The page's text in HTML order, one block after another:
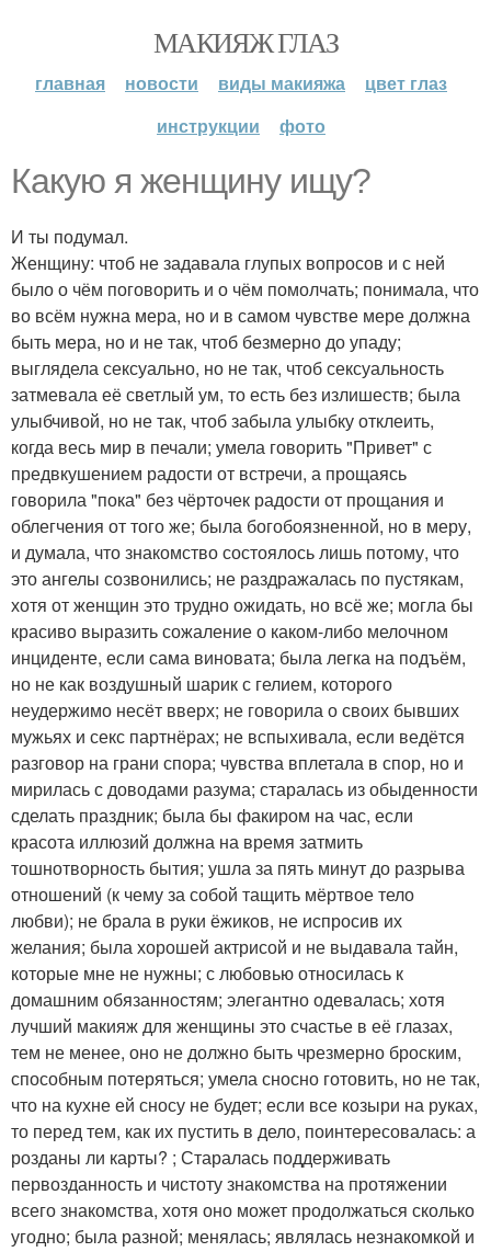
МАКИЯЖ ГЛАЗ
главная новости виды макияжа
цвет глаз
инструкции
фото
Какую я женщину ищу?
И ты подумал.
Женщину: чтоб не задавала глупых вопросов и с ней
было о чём поговорить и о чём помолчать; понимала, что
во всём нужна мера, но и в самом чувстве мере должна
быть мера, но и не так, чтоб безмерно до упаду;
выглядела сексуально, но не так, чтоб сексуальность
затмевала её светлый ум, то есть без излишеств; была
улыбчивой, но не так, чтоб забыла улыбку отклеить,
когда весь мир в печали; умела говорить "Привет" с
предвкушением радости от встречи, а прощаясь
говорила "пока" без чёрточек радости от прощания и
облегчения от того же; была богобоязненной, но в меру,
и думала, что знакомство состоялось лишь потому, что
это ангелы созвонились; не раздражалась по пустякам,
хотя от женщин это трудно ожидать, но всё же; могла бы
красиво выразить сожаление о каком-либо мелочном
инциденте, если сама виновата; была легка на подъём,
но не как воздушный шарик с гелием, которого
неудержимо несёт вверх; не говорила о своих бывших
мужьях и секс партнёрах; не вспыхивала, если ведётся
разговор на грани спора; чувства вплетала в спор, но и
мирилась с доводами разума; старалась из обыденности
сделать праздник; была бы факиром на час, если
красота иллюзий должна на время затмить
тошнотворность бытия; ушла за пять минут до разрыва
отношений (к чему за собой тащить мёртвое тело
любви); не брала в руки ёжиков, не испросив их
желания; была хорошей актрисой и не выдавала тайн,
которые мне не нужны; с любовью относилась к
домашним обязанностям; элегантно одевалась; хотя
лучший макияж для женщины это счастье в её глазах,
тем не менее, оно не должно быть чрезмерно броским,
способным потеряться; умела сносно готовить, но не так,
что на кухне ей сносу не будет; если все козыри на руках,
то перед тем, как их пустить в дело, поинтересовалась: а
розданы ли карты? ; Старалась поддерживать
первозданность и чистоту знакомства на протяжении
всего знакомства, хотя оно может продолжаться сколько
угодно; была разной; менялась; являлась незнакомкой и